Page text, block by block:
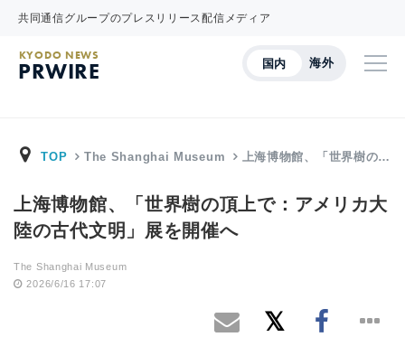
共同通信グループのプレスリリース配信メディア
国内 海外
KYODO NEWS
PRWIRE
TOP The Shanghai Museum 上海博物館、「世界樹の…
上海博物館、「世界樹の頂上で：アメリカ大
陸の古代文明」展を開催へ
The Shanghai Museum
2026/6/16 17:07